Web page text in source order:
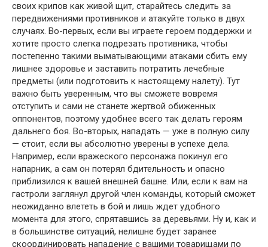
своих крипов как живой щит, старайтесь следить за
передвижениями противников и атакуйте только в двух
случаях. Во-первых, если вы играете героем поддержки и
хотите просто слегка подрезать противника, чтобы
постепенно такими выматывающими атаками сбить ему
лишнее здоровье и заставить потратить лечебные
предметы (или подготовить к настоящему налету). Тут
важно быть уверенным, что вы сможете вовремя
отступить и сами не станете жертвой обиженных
оппонентов, поэтому удобнее всего так делать героям
дальнего боя. Во-вторых, нападать — уже в полную силу
— стоит, если вы абсолютно уверены в успехе дела.
Например, если вражеского персонажа покинул его
напарник, а сам он потерял бдительность и опасно
приблизился к вашей внешней башне. Или, если к вам на
гастроли заглянул другой член команды, который сможет
неожиданно влететь в бой и лишь ждет удобного
момента для этого, спрятавшись за деревьями. Ну и, как и
в большинстве ситуаций, нелишне будет заранее
скоординировать нападение с вашими товарищами по